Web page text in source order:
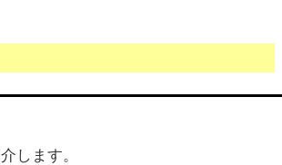
します。